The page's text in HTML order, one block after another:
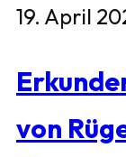
19. April
von